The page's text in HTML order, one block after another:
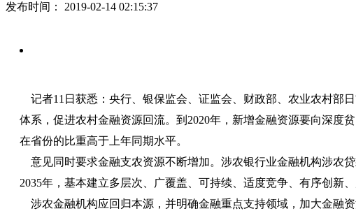
发布时间： 2019-02-14 02:15:37
记者11日获悉：央行、银保监会、证监会、财政部、农业农村部
体系，促进农村金融资源回流。到2020年，新增金融资源要向深度
在省份的比重高于上年同期水平。
意见同时要求金融支农资源不断增加。涉农银行业金融机构涉农
2035年，基本建立多层次、广覆盖、可持续、适度竞争、有序创新
涉农金融机构应回归本源，并明确金融重点支持领域，加大金融